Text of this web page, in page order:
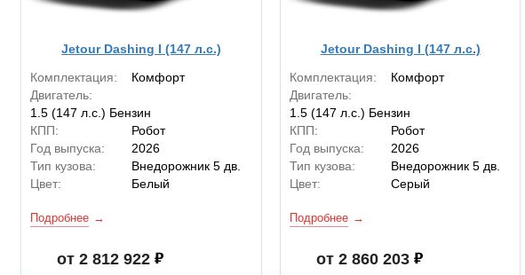
Jetour Dashing I (147 л.с.)
Комплектация:
Комфорт
Двигатель:
1.5 (147 л.с.) Бензин
КПП:
Робот
Год выпуска:
2026
Тип кузова:
Внедорожник 5 дв.
Цвет:
Белый
Подробнее
от 2 812 922
Jetour Dashing I (147 л.с.)
Комплектация:
Комфорт
Двигатель:
1.5 (147 л.с.) Бензин
КПП:
Робот
Год выпуска:
2026
Тип кузова:
Внедорожник 5 дв.
Цвет:
Серый
Подробнее
от 2 860 203